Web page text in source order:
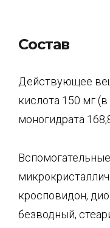
Состав
Действующее
кислота 150 мг
моногидрата
кросповидон,
безводный,